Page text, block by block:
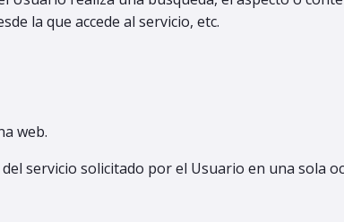
la que accede al servicio, etc.
web.
servicio solicitado por el Usuario en una sola